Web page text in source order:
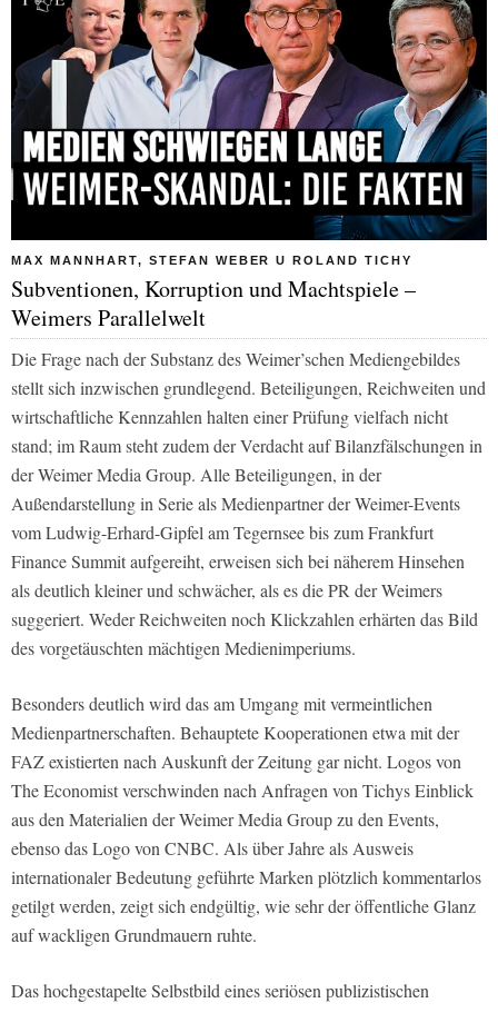
MAX MANNHART, STEFAN WEBER U ROLAND TICHY
Subventionen, Korruption und Machtspiele –
Weimers Parallelwelt
Die Frage nach der Substanz des Weimer’schen Mediengebildes
stellt sich inzwischen grundlegend. Beteiligungen, Reichweiten und
wirtschaftliche Kennzahlen halten einer Prüfung vielfach nicht
stand; im Raum steht zudem der Verdacht auf Bilanzfälschungen in
der Weimer Media Group. Alle Beteiligungen, in der
Außendarstellung in Serie als Medienpartner der Weimer-Events
vom Ludwig-Erhard-Gipfel am Tegernsee bis zum Frankfurt
Finance Summit aufgereiht, erweisen sich bei näherem Hinsehen
als deutlich kleiner und schwächer, als es die PR der Weimers
suggeriert. Weder Reichweiten noch Klickzahlen erhärten das Bild
des vorgetäuschten mächtigen Medienimperiums.
Besonders deutlich wird das am Umgang mit vermeintlichen
Medienpartnerschaften. Behauptete Kooperationen etwa mit der
FAZ existierten nach Auskunft der Zeitung gar nicht. Logos von
The Economist verschwinden nach Anfragen von Tichys Einblick
aus den Materialien der Weimer Media Group zu den Events,
ebenso das Logo von CNBC. Als über Jahre als Ausweis
internationaler Bedeutung geführte Marken plötzlich kommentarlos
getilgt werden, zeigt sich endgültig, wie sehr der öffentliche Glanz
auf wackligen Grundmauern ruhte.
Das hochgestapelte Selbstbild eines seriösen publizistischen